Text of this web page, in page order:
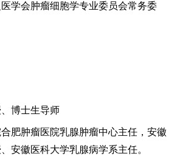
学会肿瘤细胞学专业委员会常务委
博士生导师
肥肿瘤医院乳腺肿瘤中心主任，安徽
安徽医科大学乳腺病学系主任。